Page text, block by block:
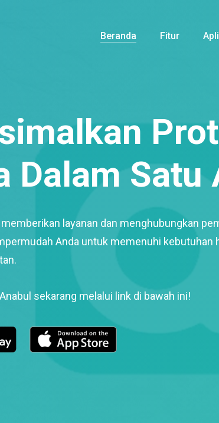
Beranda Fitur
Dalam Satu
layanan dan menghubungkan
Anda untuk memenuhi kebutuhan
sekarang melalui link di bawah ini!